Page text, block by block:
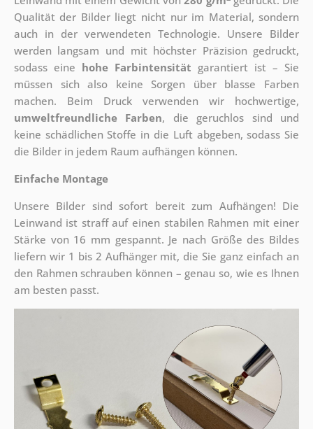
Qualität der Bilder liegt nicht nur im Material, sondern
auch in der verwendeten Technologie. Unsere Bilder
werden langsam und mit höchster Präzision gedruckt,
sodass eine hohe Farbintensität garantiert ist – Sie
müssen sich also keine Sorgen über blasse Farben
machen. Beim Druck verwenden wir hochwertige,
umweltfreundliche Farben, die geruchlos sind und
keine schädlichen Stoffe in die Luft abgeben, sodass Sie
die Bilder in jedem Raum aufhängen können.
Einfache Montage
Unsere Bilder sind sofort bereit zum Aufhängen! Die
Leinwand ist straff auf einen stabilen Rahmen mit einer
Stärke von 16 mm gespannt. Je nach Größe des Bildes
liefern wir 1 bis 2 Aufhänger mit, die Sie ganz einfach an
den Rahmen schrauben können – genau so, wie es Ihnen
am besten passt.